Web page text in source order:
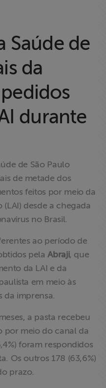
Saúde de
da
durante
de São Paulo
de metade dos
feitos por meio da
desde a chegada
no Brasil.
ao período de
pelaAbraji, que
da LAI e da
em meio às
da imprensa.
a pasta recebeu
por meio do canal da
foram respondidos
Os outros 178 (63,6%)
prazo.